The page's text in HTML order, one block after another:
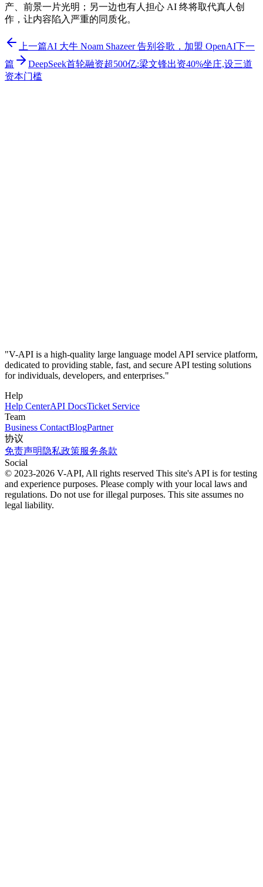
产、前景一片光明；另一边也有人担心 AI 终将取代真人创
作，让内容陷入严重的同质化。
上一篇AI 大牛 Noam Shazeer 告别谷歌，加盟 OpenAI下一
篇
DeepSeek首轮融资超500亿:梁文锋出资40%坐庄,设三道
资本门槛
"V-API is a high-quality large language model API service platform,
dedicated to providing stable, fast, and secure API testing solutions
for individuals, developers, and enterprises."
Help
Help CenterAPI DocsTicket Service
Team
Business ContactBlogPartner
协议
免责声明 隐私政策服务条款
Social
© 2023-2026 V-API, All rights reserved This site's API is for testing
and experience purposes. Please comply with your local laws and
regulations. Do not use for illegal purposes. This site assumes no
legal liability.